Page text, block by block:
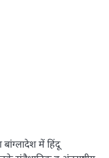
बांग्लादेश में हिंदू